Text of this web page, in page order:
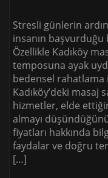
Stresli günlerin
insanın
Özellikle Kadıköy
temposuna ayak
bedensel rahatlama
Kadıköy’deki masaj
hizmetler, elde
almayı
fiyatları hakkında
faydalar ve doğru
[…]